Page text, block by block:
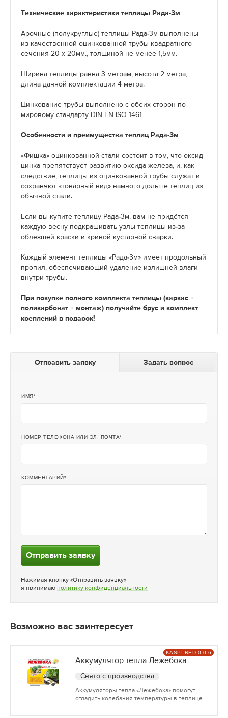
Технические характеристики теплицы Рада-3м
Арочные (полукруглые) теплицы Рада-3м выполнены
из качественной оцинкованной трубы квадратного
сечения 20 х 20мм., толщиной не менее 1,5мм.
Ширина теплицы равна 3 метрам, высота 2 метра,
длина данной комплектации 4 метра.
Цинкование трубы выполнено с обеих сторон по
мировому стандарту DIN EN ISO 1461
Особенности и преимущества теплиц Рада-3м
«Фишка» оцинкованной стали состоит в том, что оксид
цинка препятствует развитию оксида железа, и, как
следствие, теплицы из оцинкованной трубы служат и
сохраняют «товарный вид» намного дольше теплиц из
обычной стали.
Если вы купите теплицу Рада-3м, вам не придётся
каждую весну подкрашивать узлы теплицы из-за
облезшей краски и кривой кустарной сварки.
Каждый элемент теплицы «Рада-3м» имеет продольный
пропил, обеспечивающий удаление излишней влаги
внутри трубы.
При покупке полного комплекта теплицы (каркас +
поликарбонат + монтаж) получайте брус и комплект
креплений в подарок!
Отправить заявку Задать вопрос
ИМЯ
НОМЕР ТЕЛЕФОНА ИЛИ ЭЛ. ПОЧТА
КОММЕНТАРИЙ
Отправить заявку
Нажимая кнопку «Отправить заявку»
я принимаю политику конфиденциальности
Возможно вас заинтересует
Аккумулятор тепла Лежебока
Снято с производства
Аккумуляторы тепла «Лежебока» помогут
сгладить колебания температуры в теплице.
KASPI RED 0-0-6